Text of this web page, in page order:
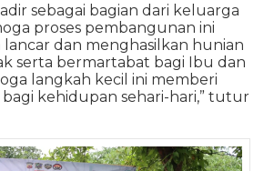
sebagai bagian dari keluarga
proses pembangunan ini
dan menghasilkan hunian
serta bermartabat bagi Ibu dan
langkah kecil ini memberi
kehidupan sehari-hari,” tutur